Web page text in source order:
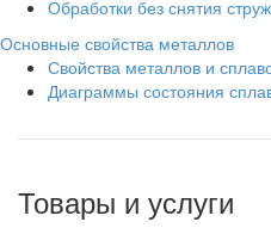
Обработки без снятия
Основные свойства металлов
Свойства металлов и
Диаграммы состояния
Товары и услуги